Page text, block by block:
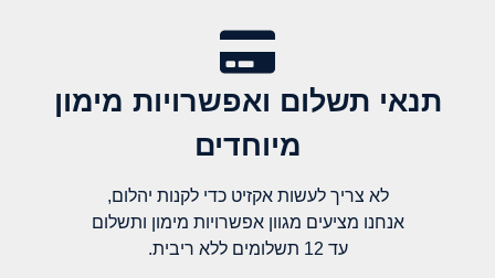
תנאי תשלום ואפשרויות מימון
מיוחדים
לא צריך לעשות אקזיט כדי לקנות יהלום,
אנחנו מציעים מגוון אפשרויות מימון ותשלום
עד 12 תשלומים ללא ריבית.